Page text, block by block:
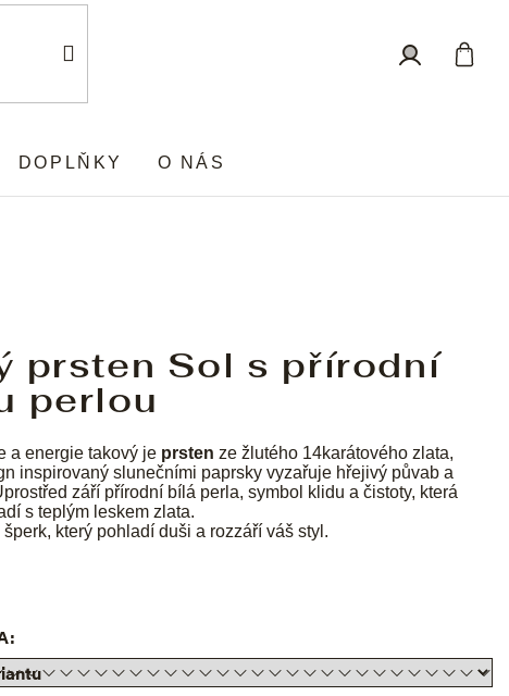
DOPLŇKY O NÁS
prsten Sol s přírodní
perlou
a energie takový je prsten ze žlutého 14karátového zlata,
inspirovaný slunečními paprsky vyzařuje hřejivý půvab a
září přírodní bílá perla, symbol klidu a čistoty, která
s teplým leskem zlata.
šperk, který pohladí duši a rozzáří váš styl.